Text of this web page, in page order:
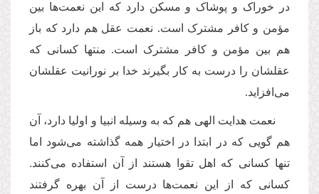
در خوراک و پوشاک و مسکن دارد که این نعمت‌ها بین
مؤمن و کافر مشترک است. نعمت عقل هم دارد که باز
هم بین مؤمن و کافر مشترک است. منتها کسانی که
عقلشان را درست به کار بگیرند خدا بر نورانیت عقلشان
می‌افزاید.
نعمت هدایت الهی هم که به وسیله انبیا و اولیا دارد، آن
هم گویی که در ابتدا در اختیار همه گذاشته می‌شود اما
تنها کسانی که اهل تقوا هستند از آن استفاده می‌کنند.
کسانی که از این نعمت‌ها درست از آن بهره گرفتند